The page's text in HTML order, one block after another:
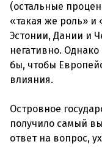
(остальные
«такая же роль» и
Эстонии, Дании и
негативно.
бы, чтобы
влияния.
Островное
получило самый
ответ на вопрос,